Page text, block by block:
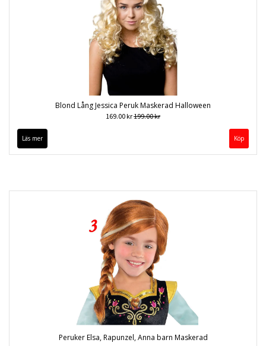
Blond Lång Jessica Peruk Maskerad Halloween
169.00 kr199.00 kr
Läs mer
Peruker Elsa, Rapunzel, Anna barn Maskerad